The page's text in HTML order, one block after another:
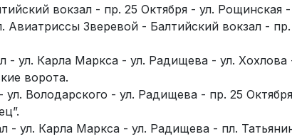
вокзал - пр. 25 Октября - ул.
Зверевой - Балтийский вокзал -
- ул. Карла Маркса - ул. Радищева - ул.
ворота.
ул. Володарского - ул. Радищева - пр. 25
- ул. Карла Маркса - ул. Радищева - пл.